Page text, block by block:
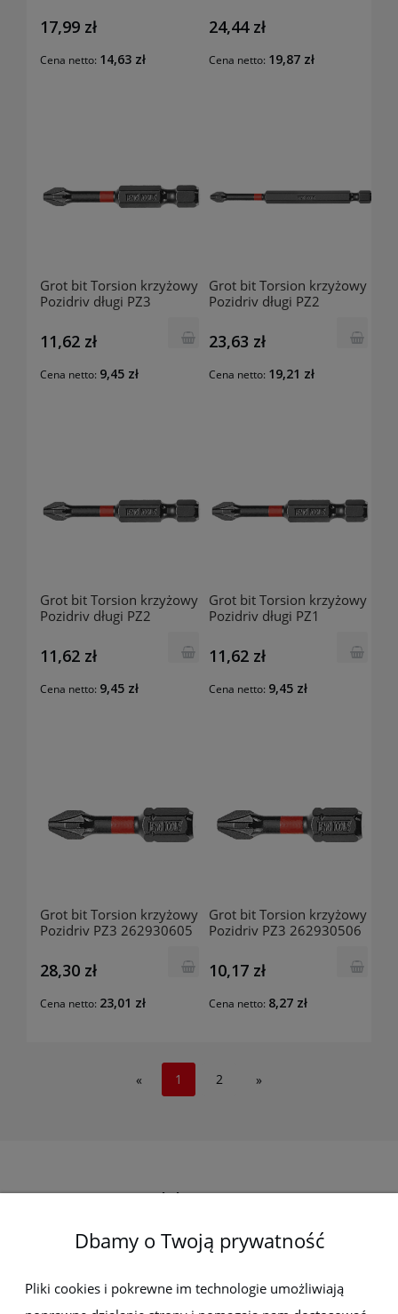
17,99 zł
Cena netto: 14,63 zł
24,44 zł
Cena netto: 19,87 zł
Grot bit Torsion krzyżowy
Pozidriv długi PZ3
11,62 zł
Cena netto: 9,45 zł
Grot bit Torsion krzyżowy
Pozidriv długi PZ2
23,63 zł
Cena netto: 19,21 zł
Grot bit Torsion krzyżowy
Pozidriv długi PZ2
11,62 zł
Cena netto: 9,45 zł
Grot bit Torsion krzyżowy
Pozidriv długi PZ1
11,62 zł
Cena netto: 9,45 zł
Grot bit Torsion krzyżowy
Pozidriv PZ3 262930605
28,30 zł
Cena netto: 23,01 zł
Grot bit Torsion krzyżowy
Pozidriv PZ3 262930506
10,17 zł
Cena netto: 8,27 zł
« 1 2 »
Elektro-met
Pomoc
Dostawa i płatności
Dbamy o Twoją prywatność
Pliki cookies i pokrewne im technologie umożliwiają